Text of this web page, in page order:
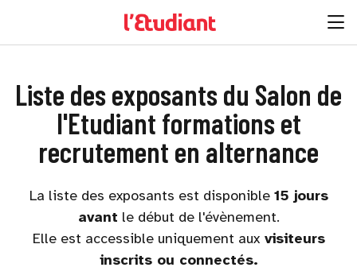
Liste des exposants du Salon de
l'Etudiant formations et
recrutement en alternance
La liste des exposants est disponible 15 jours
avant le début de l'évènement.
Elle est accessible uniquement auxvisiteurs
inscrits ou connectés.